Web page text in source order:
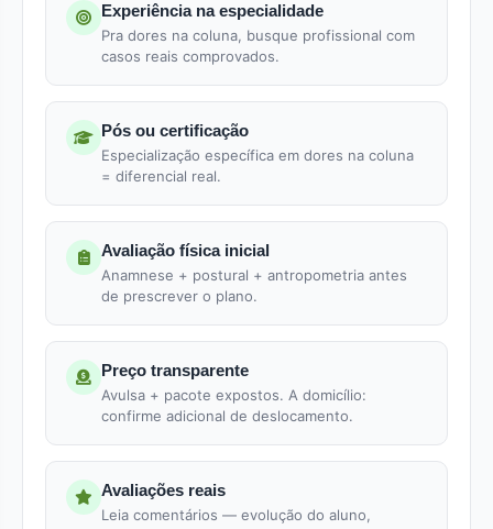
Experiência na especialidade
Pra dores na coluna, busque profissional com
casos reais comprovados.
Pós ou certificação
Especialização específica em dores na coluna
= diferencial real.
Avaliação física inicial
Anamnese + postural + antropometria antes
de prescrever o plano.
Preço transparente
Avulsa + pacote expostos. A domicílio:
confirme adicional de deslocamento.
Avaliações reais
Leia comentários — evolução do aluno,